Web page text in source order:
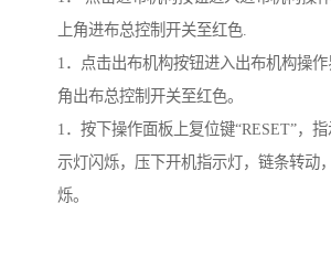
上角进布总控制开关至红色.
1．点击出布机构按钮进入出布机构操
角出布总控制开关至红色。
1．按下操作面板上复位键“RESET”，
示灯闪烁，压下开机指示灯，链条转动
烁。